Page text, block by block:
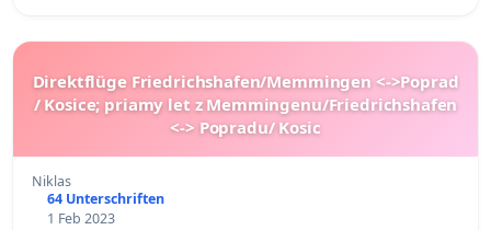
Direktflüge Friedrichshafen/Memmingen <->Poprad
/ Kosice; priamy let z Memmingenu/Friedrichshafen
<-> Popradu/ Kosic
Niklas
64 Unterschriften
1 Feb 2023